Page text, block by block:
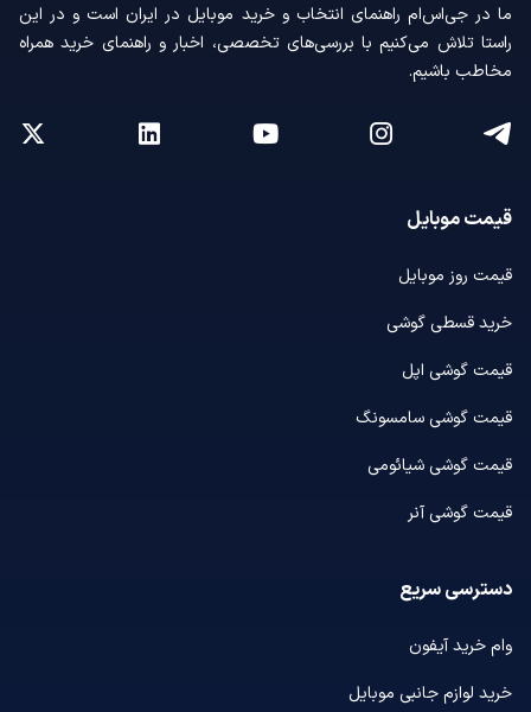
ما در جی‌اس‌ام راهنمای انتخاب و خرید موبایل در ایران است و در این
راستا تلاش می‌کنیم با بررسی‌های تخصصی، اخبار و راهنمای خرید همراه
مخاطب باشیم.
قیمت موبایل
قیمت روز موبایل
خرید قسطی گوشی
قیمت گوشی اپل
قیمت گوشی سامسونگ
قیمت گوشی شیائومی
قیمت گوشی آنر
دسترسی سریع
وام خرید آیفون
خرید لوازم جانبی موبایل